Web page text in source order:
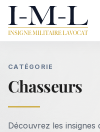
CATÉGORIE
Chasseurs
Découvrez les insignes